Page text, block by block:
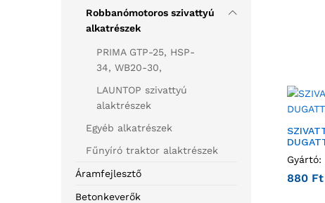
Gyártó:
880 Ft
Robbanómotoros szivattyú
alkatrészek
PRIMA GTP-25, HSP-
34, WB20-30,
LAUNTOP szivattyú
alaktrészek
Egyéb alkatrészek
Fűnyíró traktor alaktrészek
Áramfejlesztő
Betonkeverők